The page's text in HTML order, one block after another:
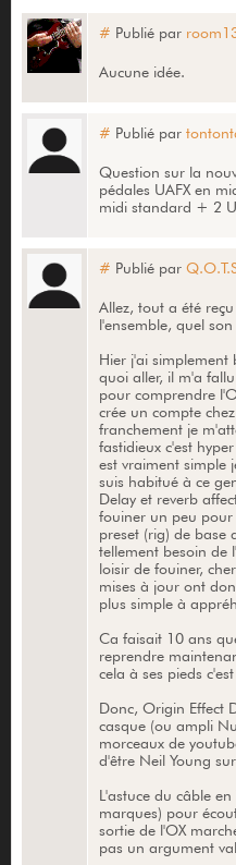
# Publié par
Aucune idée.
# Publié par
Question sur la
pédales UAFX en
midi standard + 2
# Publié par
Allez, tout a été
l'ensemble, quel
Hier j'ai simplement
quoi aller, il m'a
pour comprendre
crée un compte
franchement je
fastidieux c'est
est vraiment simple
suis habitué à ce
Delay et reverb
fouiner un peu
preset (rig) de base
tellement besoin de
loisir de fouiner,
mises à jour ont
plus simple à
Ca faisait 10 ans
reprendre
cela à ses pieds
Donc, Origin Effect
casque (ou ampli
morceaux de
d'être Neil Young
L'astuce du câble
marques) pour
sortie de l'OX
pas un argument